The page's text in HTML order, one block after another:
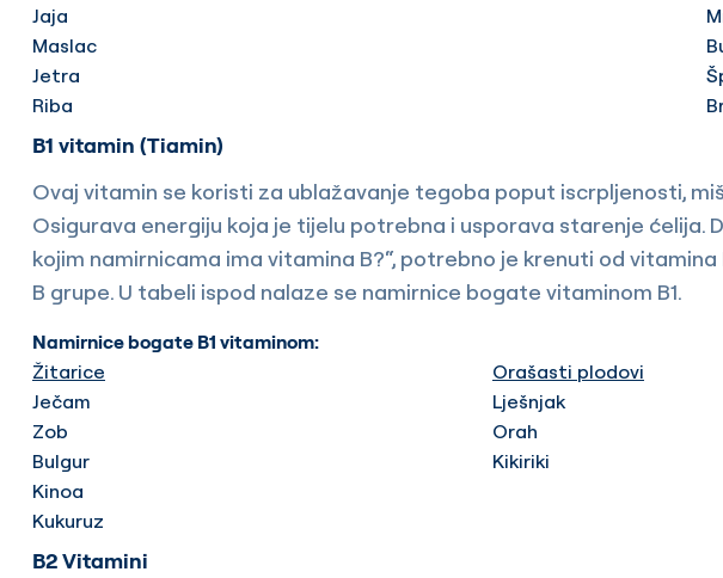
Jaja
Maslac
Jetra
Riba
B1 vitamin (Tiamin)
Ovaj vitamin se koristi za ublažavanje tegoba poput iscrpljenosti,
Osigurava energiju koja je tijelu potrebna i usporava starenje ćelija.
kojim namirnicama ima vitamina B?“, potrebno je krenuti od
B grupe. U tabeli ispod nalaze se namirnice bogate vitaminom B1.
Namirnice bogate B1 vitaminom:
Žitarice
Orašasti plodovi
Ječam
Lješnjak
Zob
Orah
Bulgur
Kikiriki
Kinoa
Kukuruz
B2 Vitamini